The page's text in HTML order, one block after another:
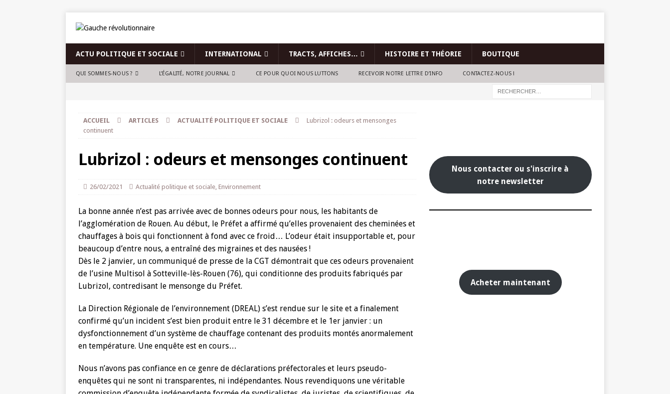
ACTU POLITIQUE ET SOCIALE INTERNATIONAL TRACTS, AFFICHES… HISTOIRE ET THÉORIE BOUTIQUE
QUI SOMMES-NOUS ? L’ÉGALITÉ, NOTRE JOURNAL CE POUR QUOI NOUS LUTTONS RECEVOIR NOTRE LETTRE D’INFO CONTACTEZ-NOUS !
ACCUEIL ARTICLES ACTUALITÉ POLITIQUE ET SOCIALE
Lubrizol : odeurs et mensonges
continuent
Lubrizol : odeurs et mensonges continuent
26/02/2021 Actualité politique et sociale, Environnement
La bonne année n’est pas arrivée avec de bonnes odeurs pour nous, les habitants de
l’agglomération de Rouen. Au début, le Préfet a affirmé qu’elles provenaient des cheminées et
chauffages à bois qui fonctionnent à fond avec ce froid… L’odeur était insupportable et, pour
beaucoup d’entre nous, a entraîné des migraines et des nausées !
Dès le 2 janvier, un communiqué de presse de la CGT démontrait que ces odeurs provenaient
de l’usine Multisol à Sotteville-lès-Rouen (76), qui conditionne des produits fabriqués par
Lubrizol, contredisant le mensonge du Préfet.
La Direction Régionale de l’environnement (DREAL) s’est rendue sur le site et a finalement
confirmé qu’un incident s’est bien produit entre le 31 décembre et le 1er janvier : un
dysfonctionnement d’un système de chauffage contenant des produits montés anormalement
en température. Une enquête est en cours…
Nous n’avons pas confiance en ce genre de déclarations préfectorales et leurs pseudo-
enquêtes qui ne sont ni transparentes, ni indépendantes. Nous revendiquons une véritable
Nous contacter ou s'inscrire à
notre newsletter
Acheter maintenant